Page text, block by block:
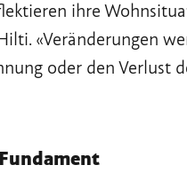
ihre
«Veränderungen
oder den Verlust